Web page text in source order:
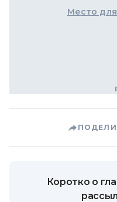
Место
Коротко о